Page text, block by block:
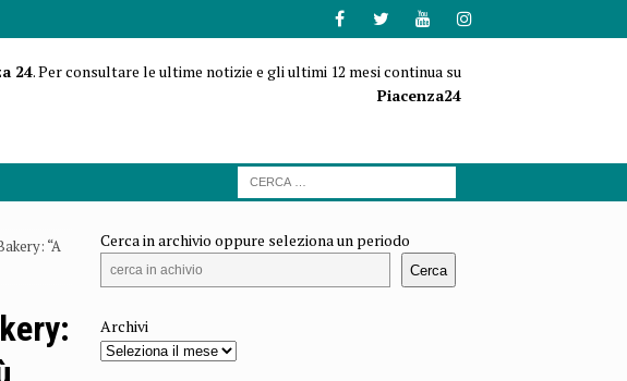
24. Per consultare le ultime notizie e gli ultimi 12 mesi continua su
Piacenza24
“A
Cerca in archivio oppure seleziona un periodo
Cerca
Archivi